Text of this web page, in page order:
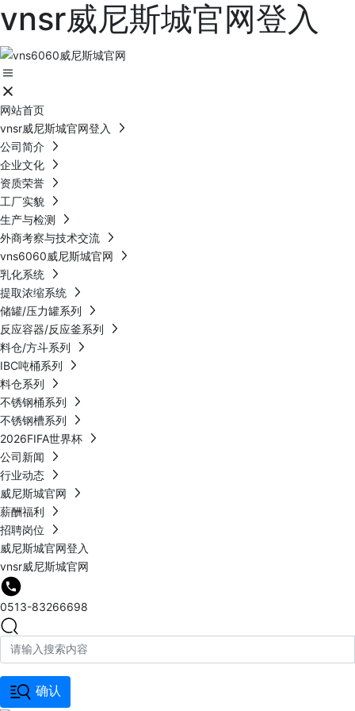
vnsr威尼斯城官网登入
网站首页
vnsr威尼斯城官网登入
公司简介
企业文化
资质荣誉
工厂实貌
生产与检测
外商考察与技术交流
vns6060威尼斯城官网
乳化系统
提取浓缩系统
储罐/压力罐系列
反应容器/反应釜系列
料仓/方斗系列
IBC吨桶系列
料仓系列
不锈钢桶系列
不锈钢槽系列
2026FIFA世界杯
公司新闻
行业动态
威尼斯城官网
薪酬福利
招聘岗位
威尼斯城官网登入
vnsr威尼斯城官网
0513-83266698
确认